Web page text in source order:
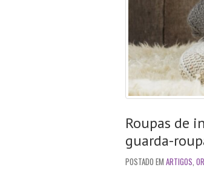
Roupas de
guarda-
POSTADO EM ARTIGOS